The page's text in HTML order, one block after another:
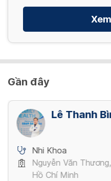
Gần đây
Lê Thanh
Nhi Khoa
Nguyễn Văn
Hồ Chí Minh